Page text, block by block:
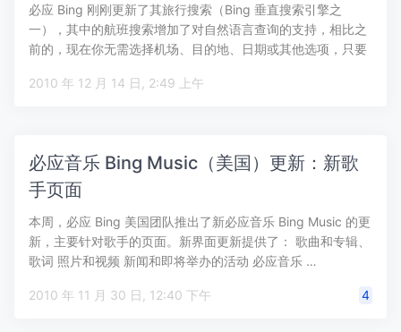
必应 Bing 刚刚更新了其旅行搜索（Bing 垂直搜索引擎之
一），其中的航班搜索增加了对自然语言查询的支持，相比之
前的，现在你无需选择机场、目的地、日期或其他选项，只要
2010 年 12 月 14 日, 2:49 上午
必应音乐 Bing Music（美国）更新：新歌
手页面
本周，必应 Bing 美国团队推出了新必应音乐 Bing Music 的更
新，主要针对歌手的页面。新界面更新提供了： 歌曲和专辑、
歌词 照片和视频 新闻和即将举办的活动 必应音乐 …
2010 年 11 月 30 日, 12:40 下午 4